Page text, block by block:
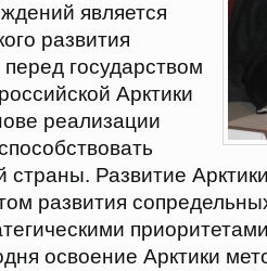
является
развития
государством
Арктики
реализации
страны. Развитие
развития
освоение Арктики